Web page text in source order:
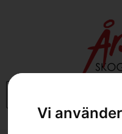
Vi